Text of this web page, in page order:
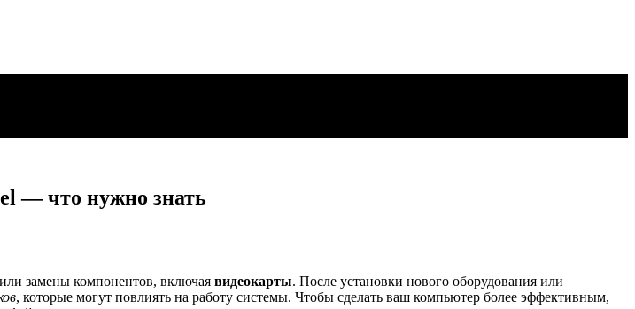
— что нужно знать
замены компонентов, включая видеокарты. После установки нового оборудования или
, которые могут повлиять на работу системы. Чтобы сделать ваш компьютер более эффективным,